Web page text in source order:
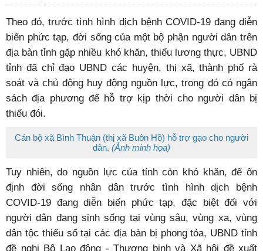
Theo đó, trước tình hình dịch bệnh COVID-19 đang diễn
biến phức tạp, đời sống của một bộ phận người dân trên
địa bàn tỉnh gặp nhiều khó khăn, thiếu lương thực, UBND
tỉnh đã chỉ đạo UBND các huyện, thị xã, thành phố rà
soát và chủ động huy động nguồn lực, trong đó có ngân
sách địa phương để hỗ trợ kịp thời cho người dân bị
thiếu đói.
Cán bộ xã Bình Thuận (thị xã Buôn Hồ) hỗ trợ gạo cho người
dân. (Ảnh minh họa)
Tuy nhiên, do nguồn lực của tỉnh còn khó khăn, để ổn
định đời sống nhân dân trước tình hình dịch bệnh
COVID-19 đang diễn biến phức tạp, đặc biệt đối với
người dân đang sinh sống tại vùng sâu, vùng xa, vùng
dân tộc thiểu số tại các địa bàn bị phong tỏa, UBND tỉnh
đề nghị Bộ Lao động - Thương binh và Xã hội đề xuất